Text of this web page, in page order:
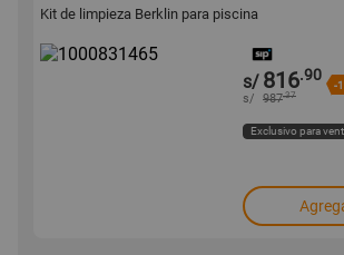
Kit de limpieza Berklin para piscina
s/ 816.90
-
s/ 987.37
Exclusivo para